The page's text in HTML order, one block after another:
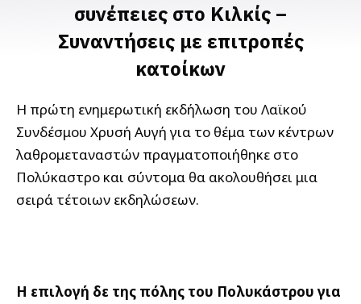
συνέπειες στο Κιλκίς –
Συναντήσεις με επιτροπές
κατοίκων
Η πρώτη ενημερωτική εκδήλωση του Λαϊκού
Συνδέσμου Χρυσή Αυγή για το θέμα των κέντρων
λαθρομεταναστών πραγματοποιήθηκε στο
Πολύκαστρο και σύντομα θα ακολουθήσει μια
σειρά τέτοιων εκδηλώσεων.
Η επιλογή δε της πόλης του Πολυκάστρου για